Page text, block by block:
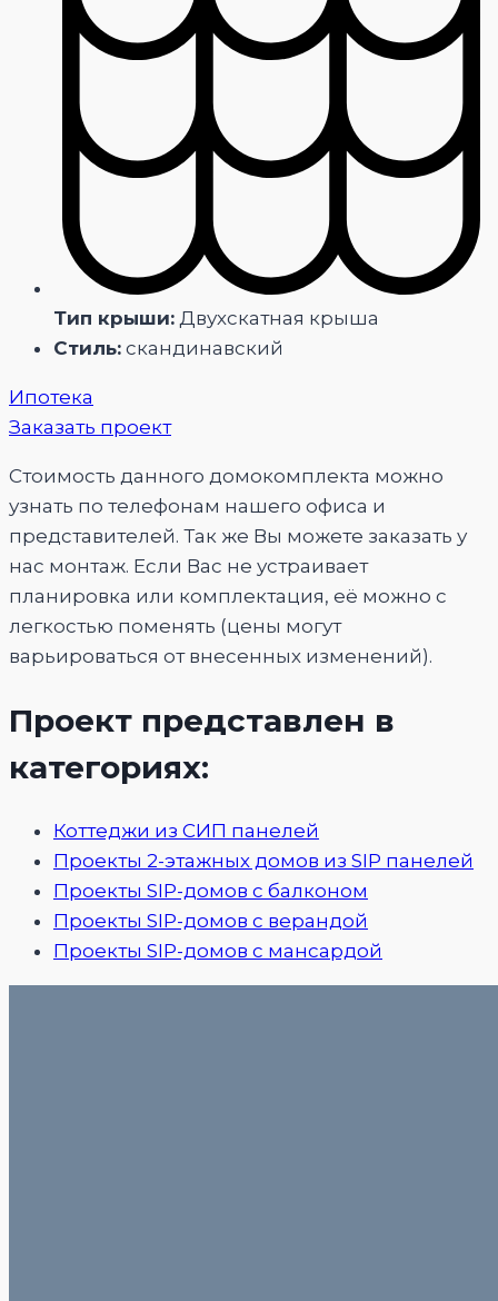
Тип крыши: Двухскатная крыша
Стиль: скандинавский
Ипотека
Заказать проект
Стоимость данного домокомплекта можно
узнать по телефонам нашего офиса и
представителей. Так же Вы можете заказать у
нас монтаж. Если Вас не устраивает
планировка или комплектация, её можно с
легкостью поменять (цены могут
варьироваться от внесенных изменений).
Проект представлен в
категориях:
Коттеджи из СИП панелей
Проекты 2-этажных домов из SIP панелей
Проекты SIP-домов с балконом
Проекты SIP-домов с верандой
Проекты SIP-домов с мансардой